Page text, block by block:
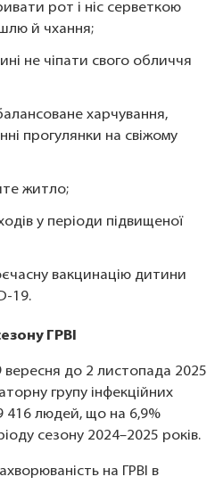
рот і ніс серветкою
й чхання;
не чіпати свого обличчя
харчування,
прогулянки на свіжому
житло;
у періоди підвищеної
вакцинацію дитини
19.
ГРВІ
вересня до 2 листопада 2025
групу інфекційних
416 людей, що на 6,9%
сезону 2024–2025 років.
на ГРВІ в